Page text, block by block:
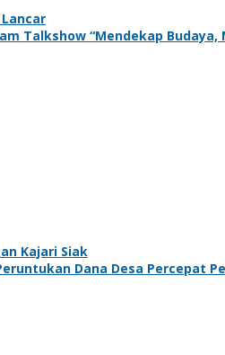
Talkshow “Mendekap Budaya,
Kajari Siak
Dana Desa Percepat